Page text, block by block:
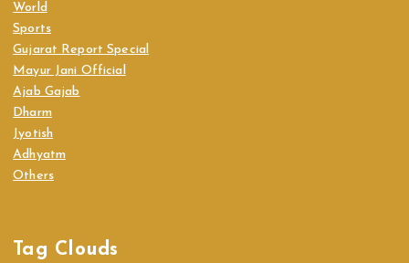
World
Sports
Gujarat Report Special
Mayur Jani Official
Ajab Gajab
Dharm
Jyotish
Adhyatm
Others
Tag Clouds